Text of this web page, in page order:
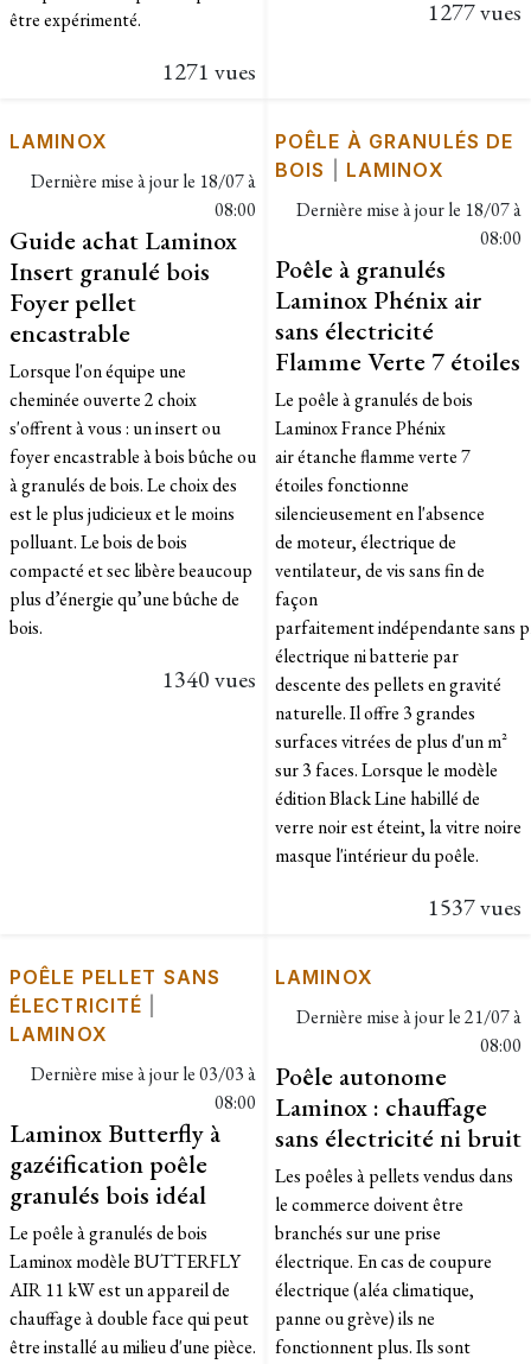
être expérimenté.
1271 vues
1277 vues
LAMINOX
Dernière mise à jour le 18/07 à
08:00
Guide achat Laminox
Insert granulé bois
Foyer pellet
encastrable
Lorsque l'on équipe une
cheminée ouverte 2 choix
s'offrent à vous : un insert ou
foyer encastrable à bois bûche ou
à granulés de bois. Le choix des
est le plus judicieux et le moins
polluant. Le bois de bois
compacté et sec libère beaucoup
plus d’énergie qu’une bûche de
bois.
1340 vues
POÊLE À GRANULÉS DE
BOIS
LAMINOX
Dernière mise à jour le 18/07 à
08:00
Poêle à granulés
Laminox Phénix air
sans électricité
Flamme Verte 7 étoiles
Le poêle à granulés de bois
Laminox France Phénix
air étanche flamme verte 7
étoiles fonctionne
silencieusement en l'absence
de moteur, électrique de
ventilateur, de vis sans fin de
façon
parfaitement indépendante sans
électrique ni batterie par
descente des pellets en gravité
naturelle. Il offre 3 grandes
surfaces vitrées de plus d'un m²
sur 3 faces. Lorsque le modèle
édition Black Line habillé de
verre noir est éteint, la vitre noire
masque l'intérieur du poêle.
1537 vues
POÊLE PELLET SANS
ÉLECTRICITÉ
LAMINOX
Dernière mise à jour le03/03 à
08:00
Laminox Butterfly à
gazéification poêle
granulés bois idéal
Le poêle à granulés de bois
Laminox modèle BUTTERFLY
AIR 11 kW est un appareil de
chauffage à double face qui peut
être installé au milieu d'une pièce.
LAMINOX
Dernière mise à jour le21/07 à
08:00
Poêle autonome
Laminox : chauffage
sans électricité ni bruit
Les poêles à pellets vendus dans
le commerce doivent être
branchés sur une prise
électrique. En cas de coupure
électrique (aléa climatique,
panne ou grève) ils ne
fonctionnent plus. Ils sont